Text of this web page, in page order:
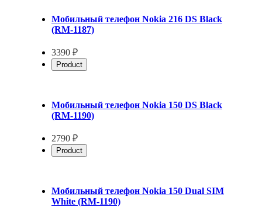
Мобильный телефон Nokia 216 DS Black
(RM-1187)
3390 ₽
Product
Мобильный телефон Nokia 150 DS Black
(RM-1190)
2790 ₽
Product
Мобильный телефон Nokia 150 Dual SIM
White (RM-1190)